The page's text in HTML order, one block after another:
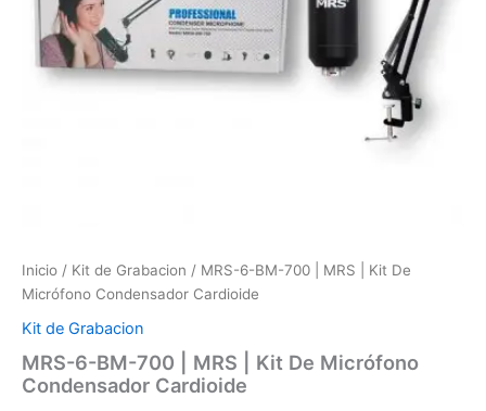
Inicio / Kit de Grabacion / MRS-6-BM-700 | MRS | Kit De
Micrófono Condensador Cardioide
Kit de Grabacion
MRS-6-BM-700 | MRS | Kit De Micrófono
Condensador Cardioide